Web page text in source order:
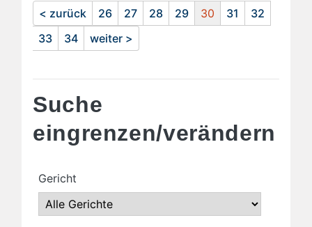
< zurück 26 27 28 29 30 31
32
33
34 weiter >
Suche
eingrenzen/verändern
Gericht